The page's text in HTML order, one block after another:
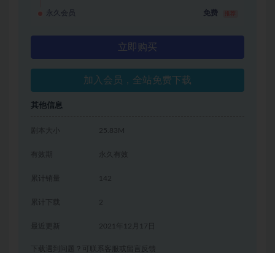
永久会员 免费
立即购买
加入会员，全站免费下载
其他信息
剧本大小 25.83M
有效期 永久有效
累计销量 142
累计下载 2
2021年12月17日
下载遇到问题？可联系客服或留言反馈